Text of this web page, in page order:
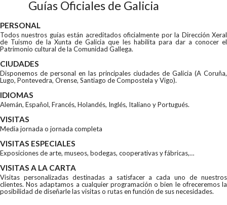
Guías Oficiales de Galicia
PERSONAL
Todos nuestros guías están acreditados oficialmente por la Dirección Xeral
de Tuismo de la Xunta de Galicia que les habilita para dar a conocer el
Patrimonio cultural de la Comunidad Gallega.
CIUDADES
Disponemos de personal en las principales ciudades de Galicia (A Coruña,
Lugo, Pontevedra, Orense, Santiago de Compostela y Vigo).
IDIOMAS
Alemán, Español, Francés, Holandés, Inglés, Italiano y Portugués.
VISITAS
Media jornada o jornada completa
VISITAS ESPECIALES
Exposiciones de arte, museos, bodegas, cooperativas y fábricas,…
VISITAS A LA CARTA
Visitas personalizadas destinadas a satisfacer a cada uno de nuestros
clientes. Nos adaptamos a cualquier programación o bien le ofreceremos la
posibilidad de diseñarle las visitas o rutas en función de sus necesidades.